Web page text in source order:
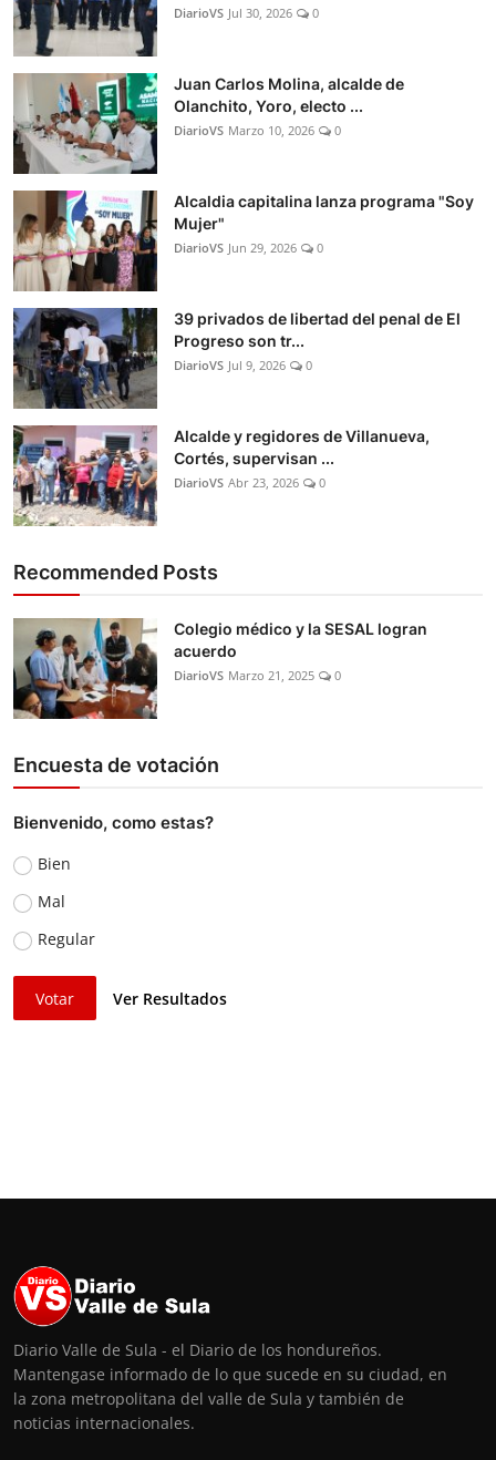
DiarioVS Jul 30, 2026 0
Juan Carlos Molina, alcalde de
Olanchito, Yoro, electo ...
DiarioVS Marzo 10, 2026 0
Alcaldia capitalina lanza programa "Soy
Mujer"
DiarioVS Jun 29, 2026 0
39 privados de libertad del penal de El
Progreso son tr...
DiarioVS Jul 9, 2026 0
Alcalde y regidores de Villanueva,
Cortés, supervisan ...
DiarioVS Abr 23, 2026 0
Recommended Posts
Colegio médico y la SESAL logran
acuerdo
DiarioVS Marzo 21, 2025 0
Encuesta de votación
Bienvenido, como estas?
Bien
Mal
Regular
Votar Ver Resultados
Diario Valle de Sula - el Diario de los hondureños.
Mantengase informado de lo que sucede en su ciudad, en
la zona metropolitana del valle de Sula y también de
noticias internacionales.